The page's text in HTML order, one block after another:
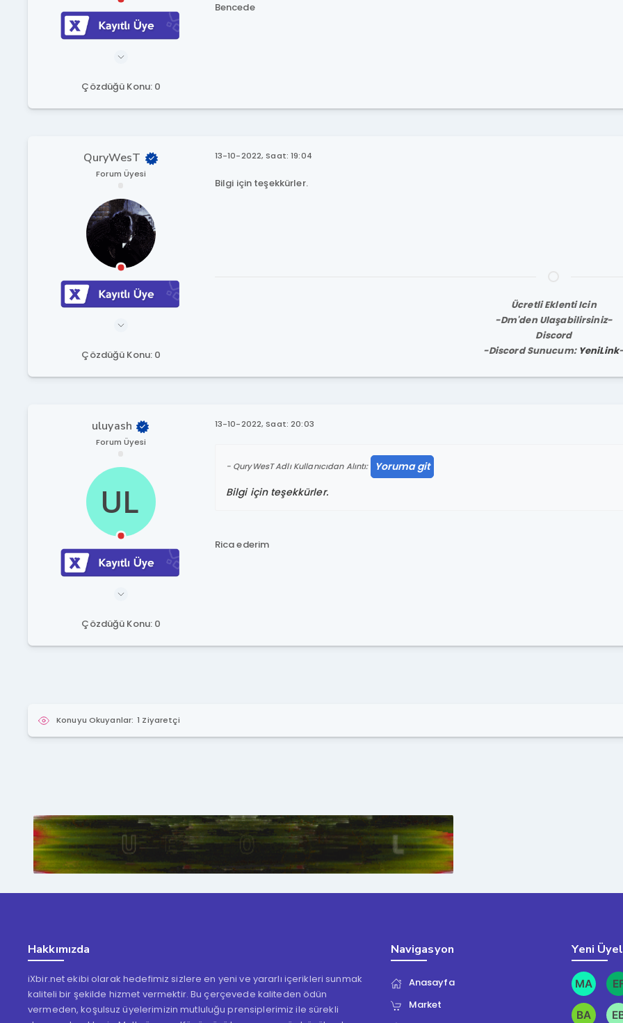
Çözdüğü Konu: 0
Bencede
QuryWesT
Forum Üyesi
Çözdüğü Konu: 0
13-10-2022, Saat: 19:04
Bilgi için teşekkürler.
Ücretli Eklenti Icin
-Dm'den Ulaşabilirsiniz-
Discord
-Discord Sunucum: YeniLink
uluyash
Forum Üyesi
Çözdüğü Konu: 0
13-10-2022, Saat: 20:03
QuryWesT Adlı Kullanıcıdan Alıntı:
Yoruma git
Bilgi için teşekkürler.
Rica ederim
Konuyu Okuyanlar: 1 Ziyaretçi
Hakkımızda
iXbir.net ekibi olarak hedefimiz sizlere en yeni ve yararlı içerikleri sunmak
kaliteli bir şekilde hizmet vermektir. Bu çerçevede kaliteden ödün
vermeden, koşulsuz üyelerimizin mutluluğu prensiplerimiz ile sürekli
Navigasyon
Anasayfa
Market
Yeni